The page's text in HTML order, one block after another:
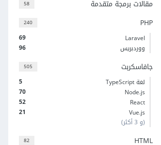
58 مقالات برمجة متقدمة
240 PHP
69
Laravel
96
ووردبريس
505 جافاسكربت
5
لغة TypeScript
70
Node.js
52
React
21
Vue.js
(و 3 أكثر)
82 HTML